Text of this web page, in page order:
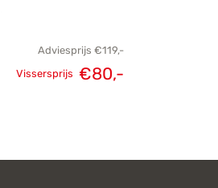
Adviesprijs €119,-
Vissersprijs €80,-